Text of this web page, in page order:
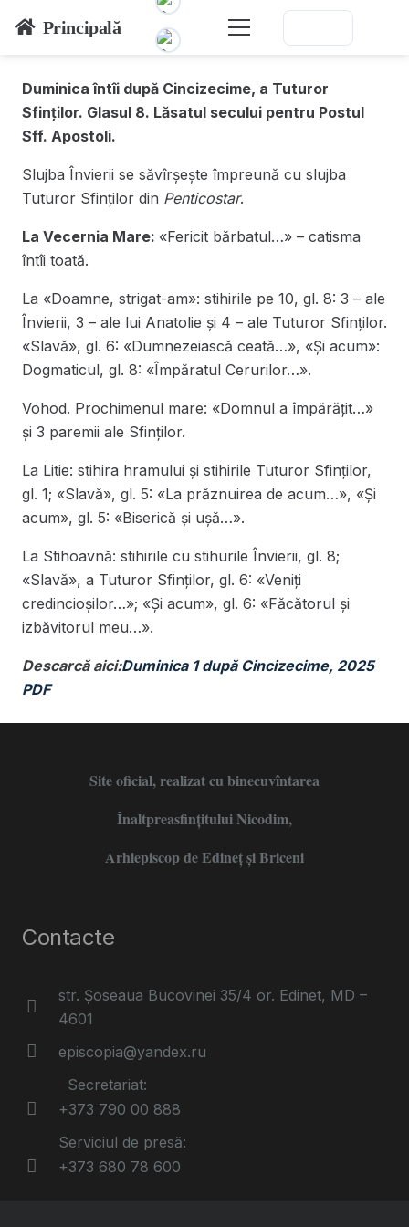
Principală
Duminica întîi după Cincizecime, a Tuturor
Sfinților. Glasul 8. Lăsatul secului pentru Postul
Sff. Apostoli.
Slujba Învierii se săvîrșește împreună cu slujba
Tuturor Sfinților din Penticostar.
La Vecernia Mare: «Fericit bărbatul…» – catisma
întîi toată.
La «Doamne, strigat-am»: stihirile pe 10, gl. 8: 3 – ale
Învierii, 3 – ale lui Anatolie și 4 – ale Tuturor Sfinților.
«Slavă», gl. 6: «Dumnezeiască ceată…», «Și acum»:
Dogmaticul, gl. 8: «Împăratul Cerurilor…».
Vohod. Prochimenul mare: «Domnul a împărățit…»
și 3 paremii ale Sfinților.
La Litie: stihira hramului și stihirile Tuturor Sfinților,
gl. 1; «Slavă», gl. 5: «La prăznuirea de acum…», «Și
acum», gl. 5: «Biserică și ușă…».
La Stihoavnă: stihirile cu stihurile Învierii, gl. 8;
«Slavă», a Tuturor Sfinților, gl. 6: «Veniți
credincioșilor…»; «Și acum», gl. 6: «Făcătorul și
izbăvitorul meu…».
Descarcă aici:Duminica 1 după Cincizecime, 2025
PDF
Site oficial, realizat cu binecuvîntarea
Înaltpreasfințitului Nicodim,
Arhiepiscop de Edineţ şi Briceni
Contacte
str. Șoseaua Bucovinei 35/4 or. Edinet, MD –
4601
episcopia@yandex.ru
Secretariat:
+373 790 00 888
Serviciul de presă:
+373 680 78 600